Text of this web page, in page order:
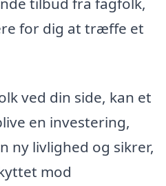
for dig at træffe et
ved din side, kan et
en investering,
ny livlighed og sikrer,
mod